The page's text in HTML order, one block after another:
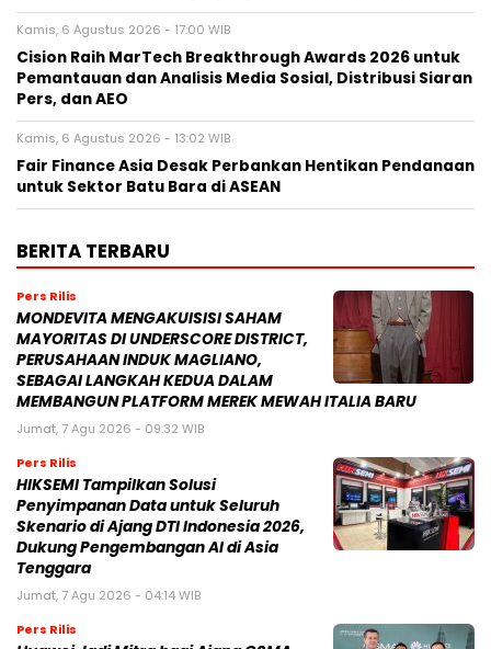
Kamis, 6 Agustus 2026 - 17:00 WIB
Cision Raih MarTech Breakthrough Awards 2026 untuk
Pemantauan dan Analisis Media Sosial, Distribusi Siaran
Pers, dan AEO
Kamis, 6 Agustus 2026 - 13:02 WIB
Fair Finance Asia Desak Perbankan Hentikan Pendanaan
untuk Sektor Batu Bara di ASEAN
BERITA TERBARU
Pers Rilis
MONDEVITA MENGAKUISISI SAHAM
MAYORITAS DI UNDERSCORE DISTRICT,
PERUSAHAAN INDUK MAGLIANO,
SEBAGAI LANGKAH KEDUA DALAM
MEMBANGUN PLATFORM MEREK MEWAH ITALIA BARU
Jumat, 7 Agu 2026 - 09:32 WIB
Pers Rilis
HIKSEMI Tampilkan Solusi
Penyimpanan Data untuk Seluruh
Skenario di Ajang DTI Indonesia 2026,
Dukung Pengembangan AI di Asia
Tenggara
Jumat, 7 Agu 2026 - 04:14 WIB
Pers Rilis